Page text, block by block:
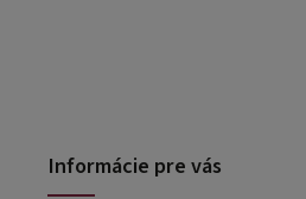
Informácie pre vás